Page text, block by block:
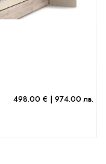
498.00 € | 974.00 лв.